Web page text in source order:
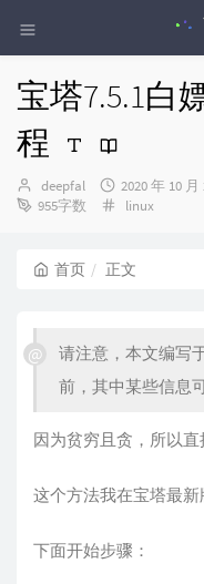
宝塔7.5.1白
程
博
主：
deepfal
发
布
2020 年 10 月
955字数
分
linux
首页 正文
请注意，本文编写
前，其中某些信息
因为贫穷且贪，所以
这个方法我在宝塔最新
下面开始步骤：